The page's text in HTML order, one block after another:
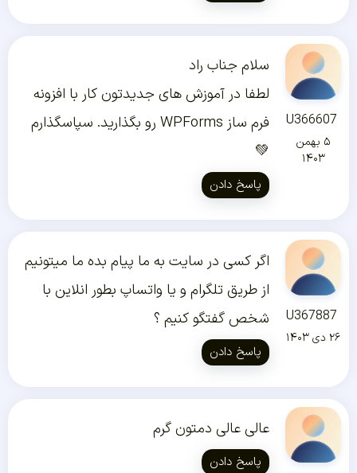
U366607
۵ بهمن
۱۴۰۳
سلام جناب راد
لطفا در آموزش های جدیدتون کار با افزونه
فرم ساز WPForms رو بگذارید. سپاسگذارم‌
💚
پاسخ دادن
U367887
۲۶ دی ۱۴۰۳
اگر کسی در سایت به ما پیام بده ما میتونیم
از طریق تلگرام و یا واتساپ بطور انلاین با
شخص گفتگو کنیم ؟
پاسخ دادن
عالی عالی دمتون گرم
پاسخ دادن